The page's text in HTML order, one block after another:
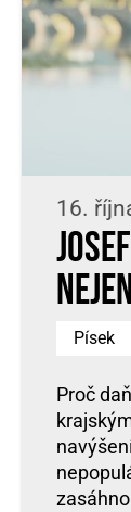
16.
Písek
Proč